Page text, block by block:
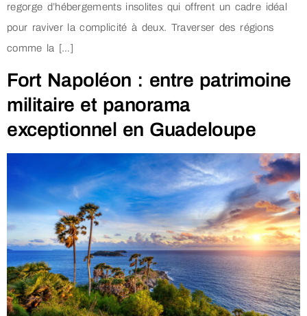
regorge d’hébergements insolites qui offrent un cadre idéal
pour raviver la complicité à deux. Traverser des régions
comme la […]
Fort Napoléon : entre patrimoine
militaire et panorama
exceptionnel en Guadeloupe